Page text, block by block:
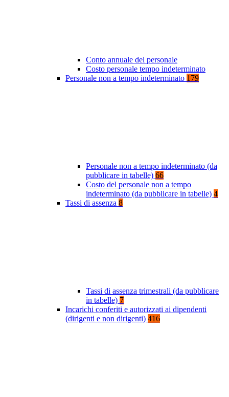
Conto annuale del personale
Costo personale tempo indeterminato
Personale non a tempo indeterminato 179
Personale non a tempo indeterminato (da
pubblicare in tabelle) 66
Costo del personale non a tempo
indeterminato (da pubblicare in tabelle) 4
Tassi di assenza 8
Tassi di assenza trimestrali (da pubblicare
in tabelle) 7
Incarichi conferiti e autorizzati ai dipendenti
(dirigenti e non dirigenti) 416